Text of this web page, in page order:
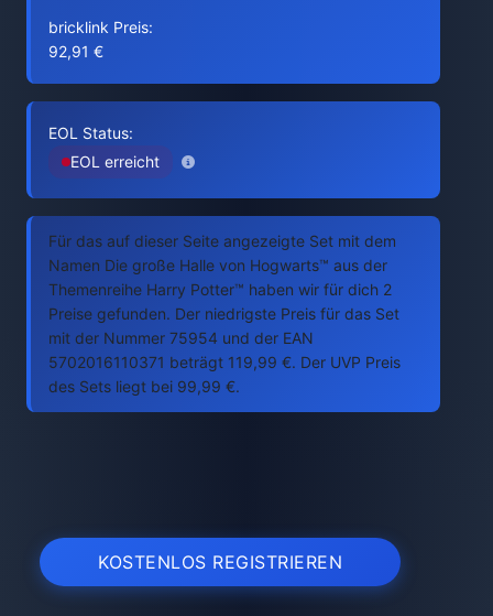
bricklink Preis:
92,91 €
EOL Status:
EOL erreicht
Für das auf dieser Seite angezeigte Set mit dem
Namen Die große Halle von Hogwarts™ aus der
Themenreihe Harry Potter™ haben wir für dich 2
Preise gefunden. Der niedrigste Preis für das Set
mit der Nummer 75954 und der EAN
5702016110371 beträgt 119,99 €. Der UVP Preis
des Sets liegt bei 99,99 €.
KOSTENLOS REGISTRIEREN